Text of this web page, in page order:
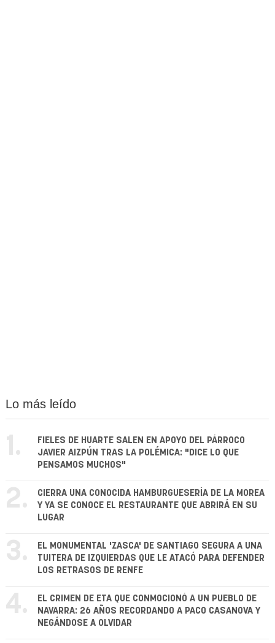
Lo más leído
1.
FIELES DE HUARTE SALEN EN APOYO DEL PÁRROCO
JAVIER AIZPÚN TRAS LA POLÉMICA: "DICE LO QUE
PENSAMOS MUCHOS"
2.
CIERRA UNA CONOCIDA HAMBURGUESERÍA DE LA MOREA
Y YA SE CONOCE EL RESTAURANTE QUE ABRIRÁ EN SU
LUGAR
3.
EL MONUMENTAL 'ZASCA' DE SANTIAGO SEGURA A UNA
TUITERA DE IZQUIERDAS QUE LE ATACÓ PARA DEFENDER
LOS RETRASOS DE RENFE
4.
EL CRIMEN DE ETA QUE CONMOCIONÓ A UN PUEBLO DE
NAVARRA: 26 AÑOS RECORDANDO A PACO CASANOVA Y
NEGÁNDOSE A OLVIDAR